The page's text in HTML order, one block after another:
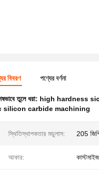
বিবরণ পণ্যের বর্ণনা
তুলে ধরা: high hardness
silicon carbide machining
স্থিতিস্থাপকতার মডুলাস: 205
আকার: